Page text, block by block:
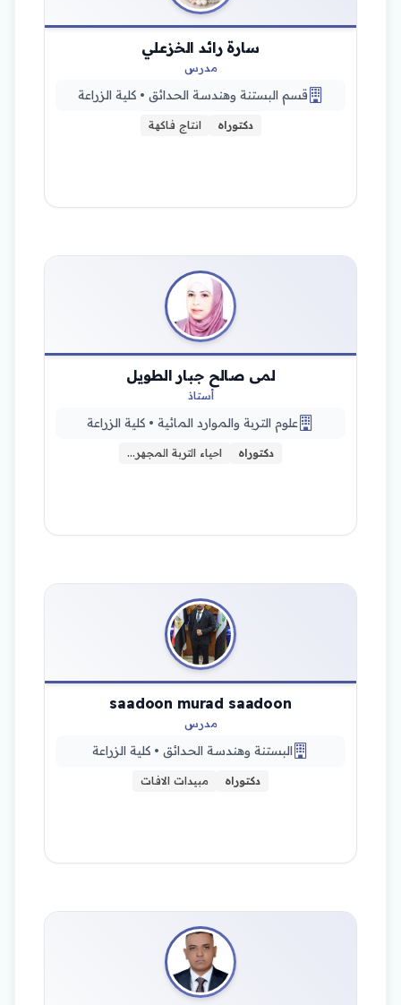
سارة رائد الخزعلي
مدرس
قسم البستنة وهندسة الحدائق • كلية الزراعة
دكتوراه انتاج فاكهة
لمى صالح جبار الطويل
أستاذ
علوم التربة والموارد المائية • كلية الزراعة
دكتوراه احياء التربة المجهر…
saadoon murad saadoon
مدرس
البستنة وهندسة الحدائق • كلية الزراعة
دكتوراه مبيدات الافات